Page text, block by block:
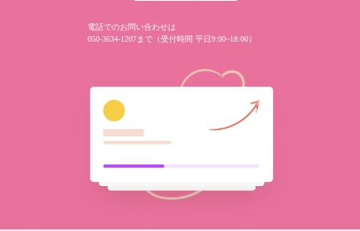
電話でのお問い合わせは
050-3634-1207まで（受付時間 平日9:00~18:00）